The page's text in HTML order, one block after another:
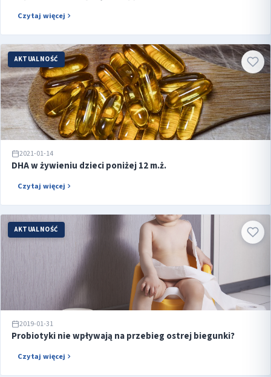
Czytaj więcej
AKTUALNOŚĆ
2021-01-14
DHA w żywieniu dzieci poniżej 12 m.ż.
Czytaj więcej
AKTUALNOŚĆ
2019-01-31
Probiotyki nie wpływają na przebieg ostrej biegunki?
Czytaj więcej